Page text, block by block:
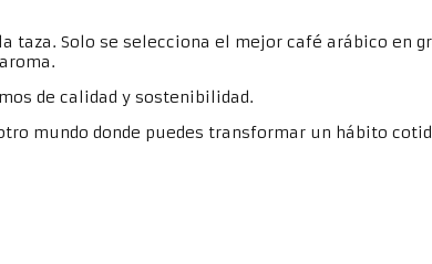
taza. Solo se selecciona el mejor café arábico en
de calidad y sostenibilidad.
mundo donde puedes transformar un hábito